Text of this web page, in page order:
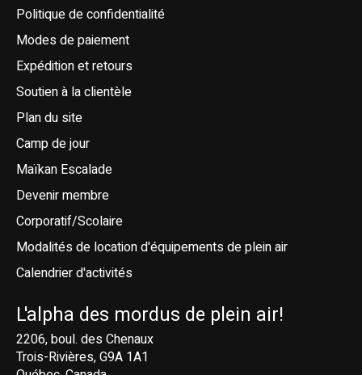
Politique de confidentialité
Modes de paiement
Expédition et retours
Soutien à la clientèle
Plan du site
Camp de jour
Maïkan Escalade
Devenir membre
Corporatif/Scolaire
Modalités de location d'équipements de plein air
Calendrier d'activités
L'alpha des mordus de plein air!
2206, boul. des Chenaux
Trois-Rivières, G9A 1A1